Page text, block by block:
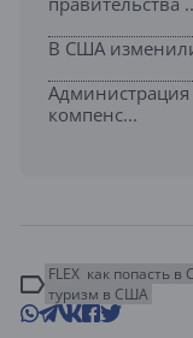
В США
Администрация
компенс...
FLEX как попасть
туризм в США